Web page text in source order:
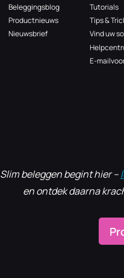
Beleggingsblog
Productnieuws
Nieuwsbrief
Tutorials
Tips &
Vind uw
E-
Slim beleggen begint hier –
en ontdek daarna